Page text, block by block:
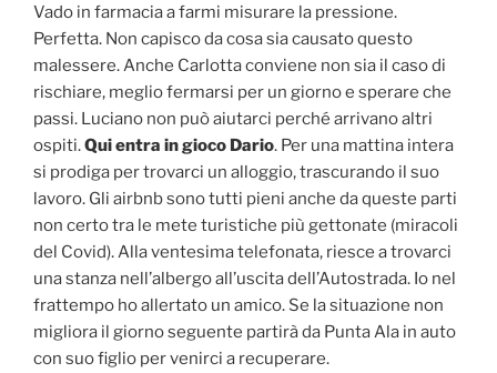
Vado in farmacia a farmi misurare la pressione.
Perfetta. Non capisco da cosa sia causato questo
malessere. Anche Carlotta conviene non sia il caso di
rischiare, meglio fermarsi per un giorno e sperare che
passi. Luciano non può aiutarci perché arrivano altri
ospiti.Qui entra in gioco Dario. Per una mattina intera
si prodiga per trovarci un alloggio, trascurando il suo
lavoro. Gli airbnb sono tutti pieni anche da queste parti
non certo tra le mete turistiche più gettonate (miracoli
del Covid). Alla ventesima telefonata, riesce a trovarci
una stanza nell’albergo all’uscita dell’Autostrada. Io nel
frattempo ho allertato un amico. Se la situazione non
migliora il giorno seguente partirà da Punta Ala in auto
con suo figlio per venirci a recuperare.